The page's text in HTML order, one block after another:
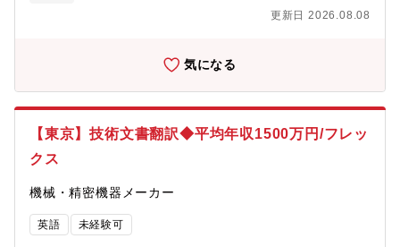
物事を考え、物事を分かりやすく言語化することや人に伝えるこ
と向き合う工程に、バランスよく取り組める方・状況を正確に把
握し、適切な判断ができる方【アピールポイント】・フレックス
タイム制度あり（出勤日は客先カレンダーに準ずる）・就業先は
食堂完備、車通勤可能テクニカルライターの醍醐味は、喜びを味
わえる瞬間が多くあることです。クライアントに喜んでいただけ
た時はもちろんのこと、結果以上の表現のライティングができた
時などなど。先輩方の多くが未経験からスタートしています。新
人に伝えることが好きな方、私たちと一緒にテクニカルライター
ル企画・制作の専門会社として誕生しました。長く培ってきた技
更新日 2026.08.08
気になる
【東京】技術文書翻訳◆平均年収1500万円/フレッ
クス
機械・精密機器メーカー
英語 未経験可